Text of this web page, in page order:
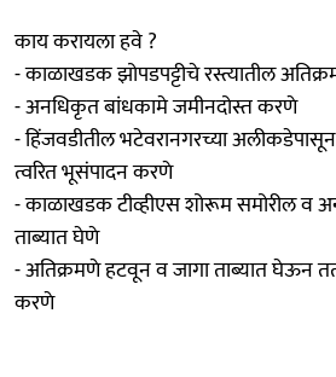
काय करायला हवे ?
- काळाखडक झोपडपट्टीचे रस्त्यातील
- अनधिकृत बांधकामे जमीनदोस्त करणे
- हिंजवडीतील भटेवरानगरच्या
त्वरित भूसंपादन करणे
- काळाखडक टीव्हीएस शोरूम समोरील व
ताब्यात घेणे
- अतिक्रमणे हटवून व जागा ताब्यात घेऊन
करणे